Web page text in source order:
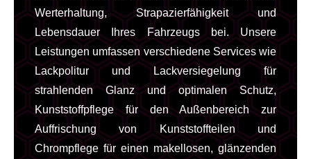
Werterhaltung, Strapazierfähigkeit und
Lebensdauer Ihres Fahrzeugs bei. Unsere
Leistungen umfassen verschiedene Services wie
Lackpolitur und Lackversiegelung für
strahlenden Glanz und optimalen Schutz,
Kunststoffpflege für den Außenbereich zur
Auffrischung von Kunststoffteilen und
Chrompflege für einen makellosen, glänzenden